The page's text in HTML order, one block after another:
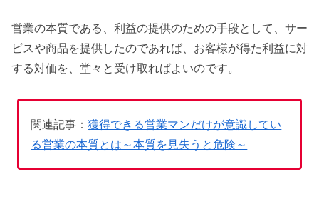
営業の本質である、利益の提供のための手段として、サー
ビスや商品を提供したのであれば、お客様が得た利益に対
する対価を、堂々と受け取ればよいのです。
関連記事：獲得できる営業マンだけが意識してい
る営業の本質とは～本質を見失うと危険～